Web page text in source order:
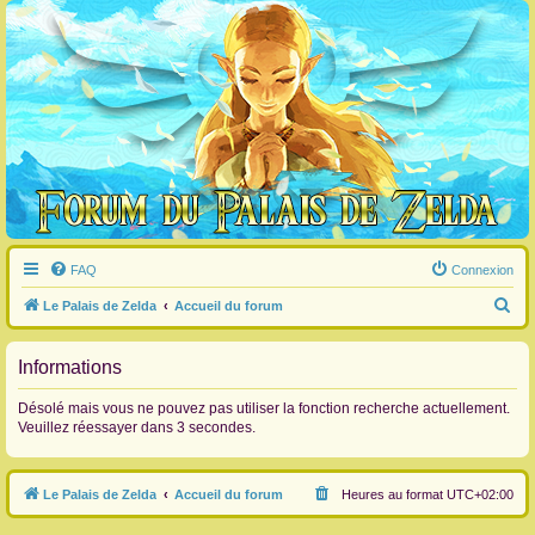
FAQ Connexion
Le Palais de Zelda Accueil du forum
e
h
c
Informations
Désolé mais vous ne pouvez pas utiliser la fonction recherche actuellement.
Veuillez réessayer dans 3 secondes.
Le Palais de Zelda Accueil du forum Heures au format UTC+02:00